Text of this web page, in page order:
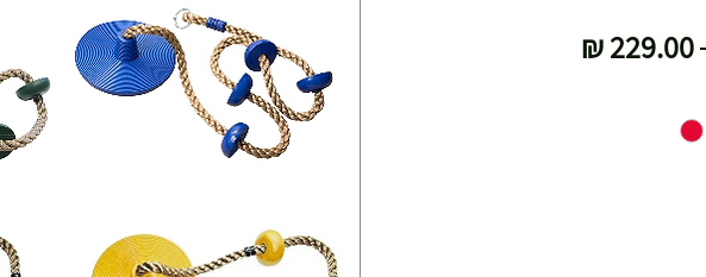
מחיר